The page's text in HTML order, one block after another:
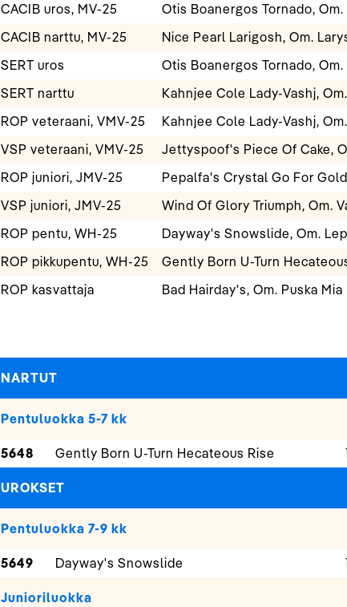
CACIB uros, MV-25
Otis Boanergos Tornado,
CACIB narttu, MV-25
Nice Pearl Larigosh, Om.
SERT uros
Otis Boanergos Tornado,
SERT narttu
Kahnjee Cole Lady-Vashj,
ROP veteraani, VMV-25
Kahnjee Cole Lady-Vashj,
VSP veteraani, VMV-25
Jettyspoof's Piece Of Cake,
ROP juniori, JMV-25
Pepalfa's Crystal Go For
VSP juniori, JMV-25
Wind Of Glory Triumph, Om.
ROP pentu, WH-25
Dayway's Snowslide, Om.
ROP pikkupentu, WH-25
Gently Born U-Turn
ROP kasvattaja
Bad Hairday's, Om. Puska Mia
NARTUT
Pentuluokka 5-7 kk
5648 Gently Born U-Turn Hecateous Rise
UROKSET
Pentuluokka 7-9 kk
5649 Dayway's Snowslide
Junioriluokka